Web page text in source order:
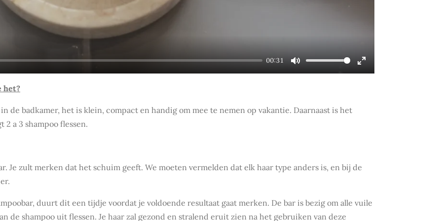
00:31
M
e
E
c
het?
de badkamer, het is klein, compact en handig om mee te nemen op vakantie. Daarnaast is het
a 3 shampoo flessen.
Je zult merken dat het schuim geeft. We moeten vermelden dat elk haar type anders is, en bij de
duurt dit een tijdje voordat je voldoende resultaat gaat merken. De bar is bezig om alle vuile
de shampoo uit flessen. Je haar zal gezond en stralend eruit zien na het gebruiken van deze